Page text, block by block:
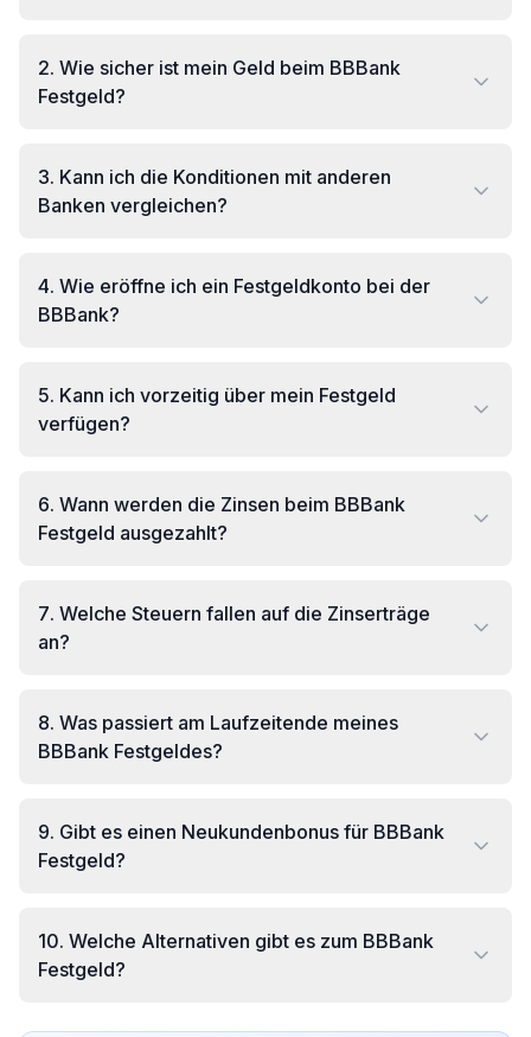
2. Wie sicher ist mein Geld beim BBBank
Festgeld?
3. Kann ich die Konditionen mit anderen
Banken vergleichen?
4. Wie eröffne ich ein Festgeldkonto bei der
BBBank?
5. Kann ich vorzeitig über mein Festgeld
verfügen?
6. Wann werden die Zinsen beim BBBank
Festgeld ausgezahlt?
7. Welche Steuern fallen auf die Zinserträge
an?
8. Was passiert am Laufzeitende meines
BBBank Festgeldes?
9. Gibt es einen Neukundenbonus für BBBank
Festgeld?
10. Welche Alternativen gibt es zum BBBank
Festgeld?